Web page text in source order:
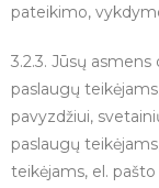
pateikimo,
3.2.3. Jūsų
paslaugų
pavyzdžiui,
paslaugų
teikėjams, el.